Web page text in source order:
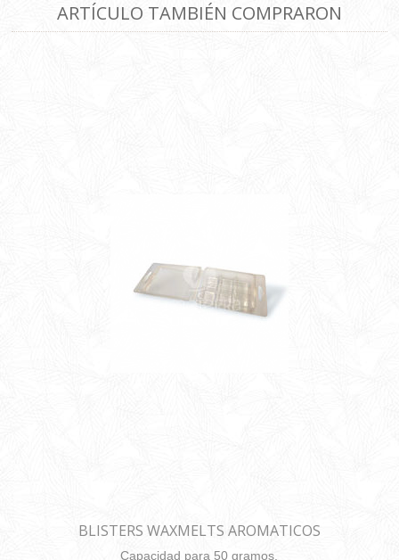
ARTÍCULO TAMBIÉN COMPRARON
BLISTERS WAXMELTS AROMATICOS
Capacidad para 50 gramos.